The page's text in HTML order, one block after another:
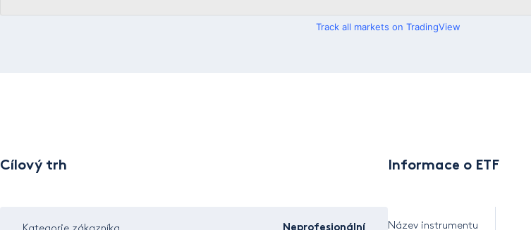
Track all markets on TradingView
Cílový trh Informace o ETF
Název instrumentu